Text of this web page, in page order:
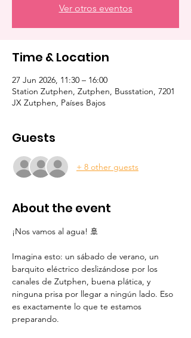
Ver otros eventos
Time & Location
27 Jun 2026, 11:30 – 16:00
Station Zutphen, Zutphen, Busstation, 7201
JX Zutphen, Países Bajos
Guests
+ 8 other guests
About the event
¡Nos vamos al agua! 🚢
Imagina esto: un sábado de verano, un
barquito eléctrico deslizándose por los
canales de Zutphen, buena plática, y
ninguna prisa por llegar a ningún lado. Eso
es exactamente lo que te estamos
preparando.